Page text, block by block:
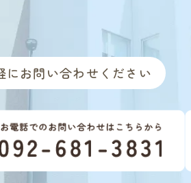
にお問い合わせください